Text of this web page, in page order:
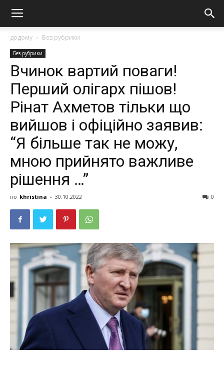
додому Без рубрики
Без рубрики
Вчинок вартий поваги!
Перший олігарх пішов!
Рінат Ахметов тільки що
вийшов і офіційно заявив:
“Я більше так не можу,
мною прийнято важливе
рішення …”
по khristina - 30.10.2022 0